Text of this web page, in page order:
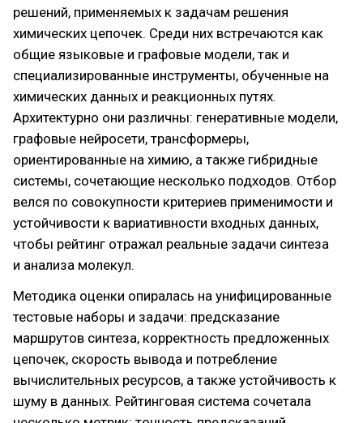
решений, применяемых к задачам решения
химических цепочек. Среди них встречаются как
общие языковые и графовые модели, так и
специализированные инструменты, обученные на
химических данных и реакционных путях.
Архитектурно они различны: генеративные модели,
графовые нейросети, трансформеры,
ориентированные на химию, а также гибридные
системы, сочетающие несколько подходов. Отбор
велся по совокупности критериев применимости и
устойчивости к вариативности входных данных,
чтобы рейтинг отражал реальные задачи синтеза
и анализа молекул.
Методика оценки опиралась на унифицированные
тестовые наборы и задачи: предсказание
маршрутов синтеза, корректность предложенных
цепочек, скорость вывода и потребление
вычислительных ресурсов, а также устойчивость к
шуму в данных. Рейтинговая система сочетала